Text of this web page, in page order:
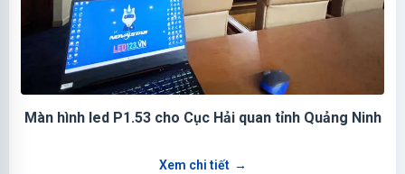
Màn hình led P1.53 cho Cục Hải quan tỉnh Quảng Ninh
Xem chi tiết →